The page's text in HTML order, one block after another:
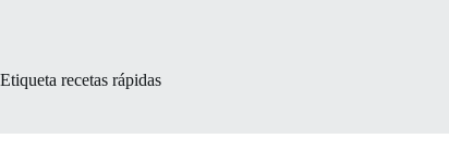
Etiqueta recetas rápidas